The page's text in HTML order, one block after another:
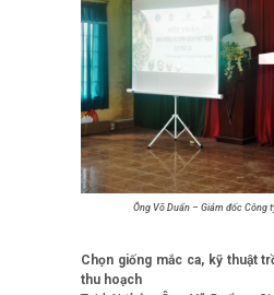
Ông Võ Duẩn – Giám đốc Công
Chọn giống mắc ca, kỹ thuật
thu hoạch